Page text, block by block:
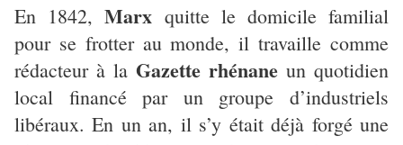
En 1842,Marx quitte le domicile familial
pour se frotter au monde, il travaille comme
rédacteur à la Gazette rhénane un quotidien
local financé par un groupe d’industriels
libéraux. En un an, il s’y était déjà forgé une